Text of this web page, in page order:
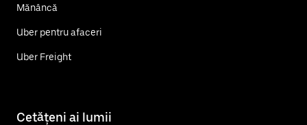
Mănâncă
Uber pentru afaceri
Uber Freight
Cetățeni ai lumii